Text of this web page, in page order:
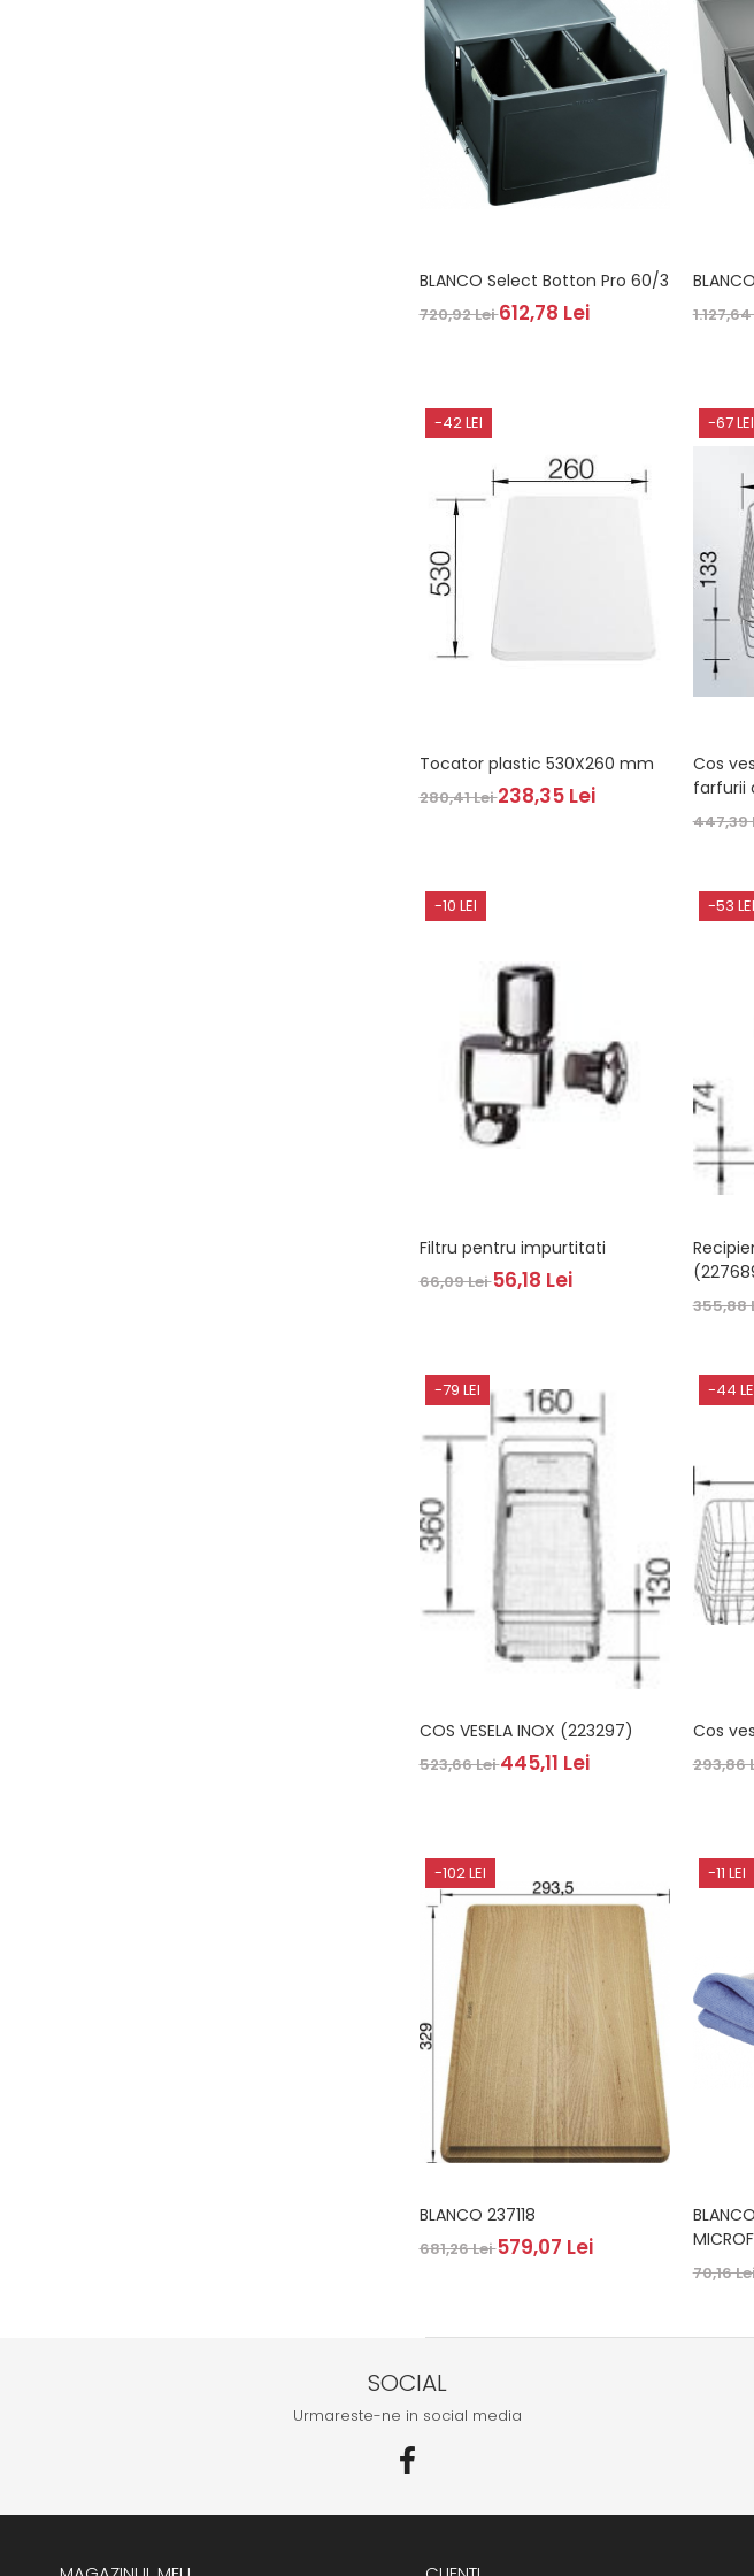
BLANCO Select Botton Pro 60/3
720,92 Lei612,78 Lei
-42 LEI
Tocator plastic 530X260 mm
280,41 Lei238,35 Lei
-67 LEI
Cos
farfurii
447,39
-10 LEI
Filtru pentru impurtitati
66,09 Lei56,18 Lei
-53 LEI
355,88
-79 LEI
COS VESELA INOX (223297)
523,66 Lei445,11 Lei
-44
Cos
293,86
-102 LEI
BLANCO 237118
681,26 Lei579,07 Lei
-11 LEI
70,16
SOCIAL
Urmareste-ne in social media